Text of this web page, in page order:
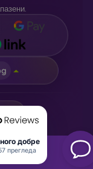
добре
прегледа